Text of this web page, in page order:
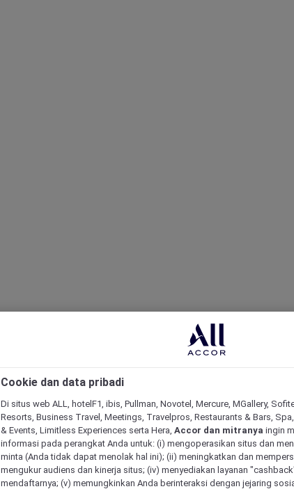
Cookie dan data pribadi
Di situs web ALL, hotelF1, ibis, Pullman, Novotel, Mercure, MGallery,
Resorts, Business Travel, Meetings, Travelpros, Restaurants & Bars,
& Events, Limitless Experiences serta Hera, Accor dan mitranya ingin
informasi pada perangkat Anda untuk: (i) mengoperasikan situs dan
minta (Anda tidak dapat menolak hal ini); (ii) meningkatkan dan
mengukur audiens dan kinerja situs; (iv) menyediakan layanan
mendaftarnya; (v) memungkinkan Anda berinteraksi dengan jejaring